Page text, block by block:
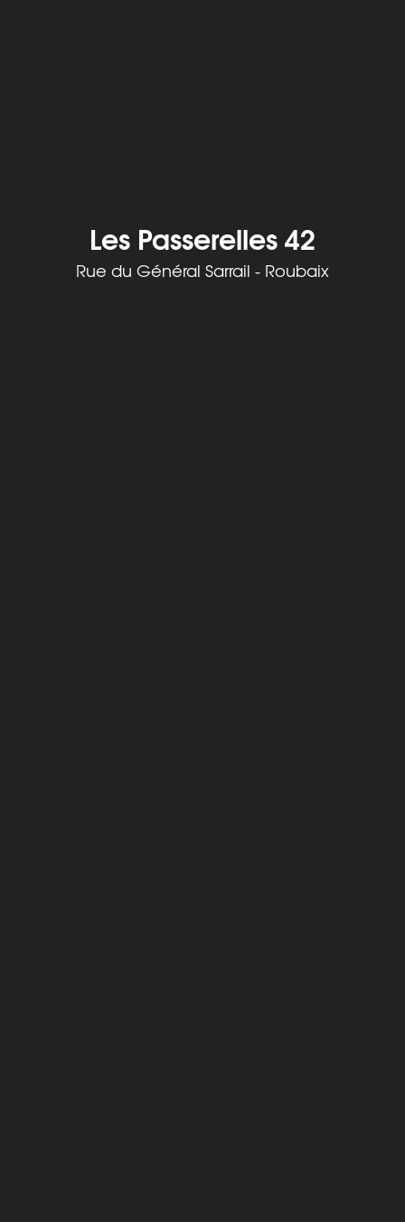
Les Passerelles 42
Rue du Général Sarrail - Roubaix